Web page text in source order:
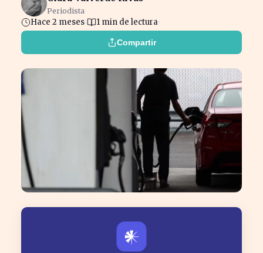
Periodista
Hace 2 meses 1 min de lectura
Compartir
𒀭